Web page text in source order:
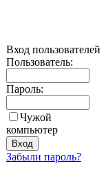
Вход пользователей
Пользователь:
Пароль:
Чужой
компьютер
Забыли пароль?